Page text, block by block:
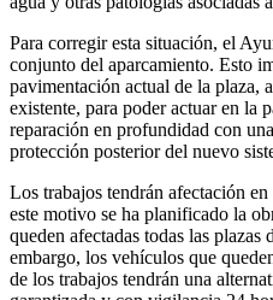
Para corregir esta situación, el
conjunto del aparcamiento. Esto
pavimentación actual de la plaza,
existente, para poder actuar en la
reparación en profundidad con
protección posterior del nuevo
Los trabajos tendrán afectación
este motivo se ha planificado la
queden afectadas todas las plazas
embargo, los vehículos que
de los trabajos tendrán una